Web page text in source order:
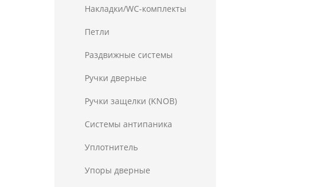
Накладки/WC-комплекты
Петли
Раздвижные системы
Ручки дверные
Ручки защелки (KNOB)
Системы антипаника
Уплотнитель
Упоры дверные